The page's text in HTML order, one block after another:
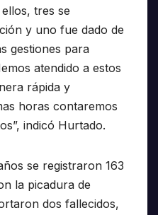
tres se
y uno fue dado de
gestiones para
atendido a estos
rápida y
horas contaremos
indicó Hurtado.
se registraron 163
la picadura de
dos fallecidos,